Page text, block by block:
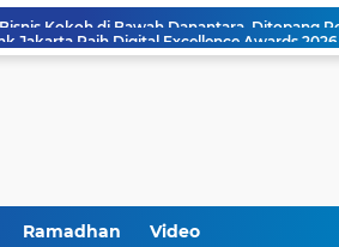
Jakarta Raih Digital Excellence Awards 2026
Ramadhan Video